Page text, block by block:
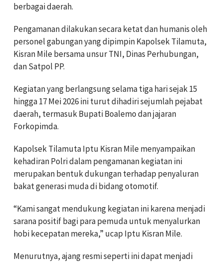
berbagai daerah.
Pengamanan dilakukan secara ketat dan humanis oleh
personel gabungan yang dipimpin Kapolsek Tilamuta,
Kisran Mile bersama unsur TNI, Dinas Perhubungan,
dan Satpol PP.
Kegiatan yang berlangsung selama tiga hari sejak 15
hingga 17 Mei 2026 ini turut dihadiri sejumlah pejabat
daerah, termasuk Bupati Boalemo dan jajaran
Forkopimda.
Kapolsek Tilamuta Iptu Kisran Mile menyampaikan
kehadiran Polri dalam pengamanan kegiatan ini
merupakan bentuk dukungan terhadap penyaluran
bakat generasi muda di bidang otomotif.
“Kami sangat mendukung kegiatan ini karena menjadi
sarana positif bagi para pemuda untuk menyalurkan
hobi kecepatan mereka,” ucap Iptu Kisran Mile.
Menurutnya, ajang resmi seperti ini dapat menjadi